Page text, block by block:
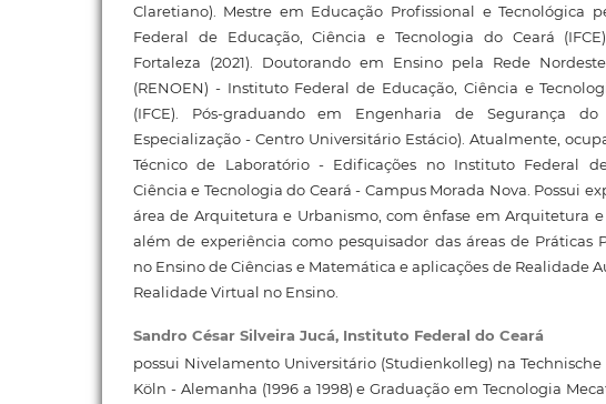
Claretiano). Mestre em Educação Profissional e Tecnológica
Federal de Educação, Ciência e Tecnologia do Ceará
Fortaleza (2021). Doutorando em Ensino pela Rede
(RENOEN) - Instituto Federal de Educação, Ciência e
(IFCE). Pós-graduando em Engenharia de Segurança
Especialização - Centro Universitário Estácio). Atualmente,
Técnico de Laboratório - Edificações no Instituto Federal de
Ciência e Tecnologia do Ceará - Campus Morada Nova. Possui
área de Arquitetura e Urbanismo, com ênfase em Arquitetura e
além de experiência como pesquisador das áreas de Práticas
no Ensino de Ciências e Matemática e aplicações de Realidade
Realidade Virtual no Ensino.
Sandro César Silveira Jucá, Instituto Federal do Ceará
possui Nivelamento Universitário (Studienkolleg) na
Köln - Alemanha (1996 a 1998) e Graduação em Tecnologia